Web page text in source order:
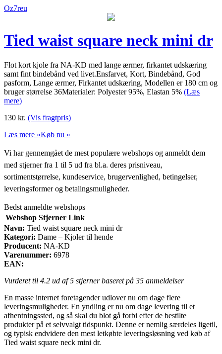
Oz7reu
Tied waist square neck mini dr
Flot kort kjole fra NA-KD med lange ærmer, firkantet udskæring
samt fint bindebånd ved livet.Ensfarvet, Kort, Bindebånd, God
pasform, Lange ærmer, Firkantet udskæring, Modellen er 180 cm og
bruger størrelse 36Materialer: Polyester 95%, Elastan 5% (Læs
mere)
130 kr. (Vis fragtpris)
Læs mere »Køb nu »
Vi har gennemgået de mest populære webshops og anmeldt dem
med stjerner fra 1 til 5 ud fra bl.a. deres prisniveau,
sortimentstørrelse, kundeservice, brugervenlighed, betingelser,
leveringsformer og betalingsmuligheder.
Bedst anmeldte webshops
Webshop Stjerner Link
Navn: Tied waist square neck mini dr
Kategori: Dame – Kjoler til hende
Producent: NA-KD
Varenummer: 6978
EAN:
Vurderet til 4.2 ud af 5 stjerner baseret på 35 anmeldelser
En masse internet foretagender udlover nu om dage flere
leveringsmuligheder. En yndling er nu om dage levering til et
afhentningssted, og så skal du blot gå forbi efter de bestilte
produkter på et selvvalgt tidspunkt. Denne er nemlig særdeles ligetil,
og typisk endvidere den mest letkøbte leveringsløsning ved køb af
Tied waist square neck mini dr.